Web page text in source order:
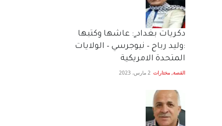
دكريات بغداد ٍ: عاشها وكتبها
:وليد رباح – نيوجرسي – الولايات
المتحدة الامريكية
القصة, مختارات 2 مارس، 2023